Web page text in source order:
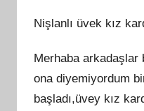
Nişlanlı üvek kız
Merhaba
ona diyemiyordum
başladı,üvey kız